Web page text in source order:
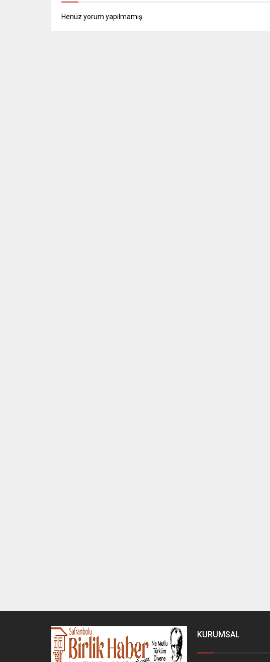
Henüz yorum yapılmamış.
KURUMSAL